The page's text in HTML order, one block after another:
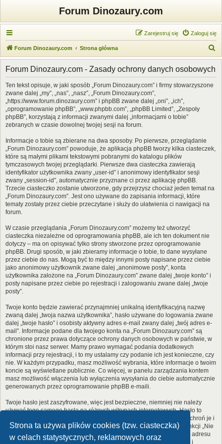
Strona ta używa plików cookies (tzw. ciasteczka)
w celach statystycznych, reklamowych oraz
Forum Dinozaury.com
Zaloguj się
Zarejestruj się
Forum Dinozaury.com Strona główna
z
Forum Dinozaury.com - Zasady ochrony danych osobowych
Ten tekst opisuje, w jaki sposób „Forum Dinozaury.com” i firmy stowarzyszone
zwane dalej „my”, „nas”, „nasz”, „Forum Dinozaury.com”,
„https://www.forum.dinozaury.com” i phpBB zwane dalej „oni”, „ich”,
„oprogramowanie phpBB”, „www.phpbb.com”, „phpBB Limited”, „Zespoły
phpBB”, korzystają z informacji zwanymi dalej „informacjami o tobie”
zebranych w czasie dowolnej twojej sesji na forum.
Informacje o tobie są zbierane na dwa sposoby. Po pierwsze, przeglądanie
„Forum Dinozaury.com” powoduje, że aplikacja phpBB tworzy kilka ciasteczek,
które są małymi plikami tekstowymi pobranymi do katalogu plików
tymczasowych twojej przeglądarki. Pierwsze dwa ciasteczka zawierają
identyfikator użytkownika zwany „user-id” i anonimowy identyfikator sesji
zwany „session-id”, automatycznie przyznane ci przez aplikację phpBB.
Trzecie ciasteczko zostanie utworzone, gdy przejrzysz chociaż jeden temat na
„Forum Dinozaury.com”. Jest ono używane do zapisania informacji, które
tematy zostały przez ciebie przeczytane i służy do ułatwienia ci nawigacji na
forum.
W czasie przeglądania „Forum Dinozaury.com” możemy też utworzyć
ciasteczka niezależne od oprogramowania phpBB, ale ich ten dokument nie
dotyczy – ma on opisywać tylko strony stworzone przez oprogramowanie
phpBB. Drugi sposób, w jaki zbieramy informacje o tobie, to dane wysyłane
przez ciebie do nas. Mogą być to między innymi posty napisane przez ciebie
jako anonimowy użytkownik zwane dalej „anonimowe posty”, konta
użytkownika założone na „Forum Dinozaury.com” zwane dalej „twoje konto” i
posty napisane przez ciebie po rejestracji i zalogowaniu zwane dalej „twoje
posty”.
Twoje konto będzie zawierać przynajmniej unikalną identyfikacyjną nazwę
zwaną dalej „twoja nazwa użytkownika”, hasło używane do logowania zwane
dalej „twoje hasło” i osobisty aktywny adres e-mail zwany dalej „twój adres e-
mail”. Informacje podane dla twojego konta na „Forum Dinozaury.com” są
chronione przez prawa dotyczące ochrony danych osobowych w państwie, w
którym stoi nasz serwer. Mamy prawo wymagać podania dodatkowych
informacji przy rejestracji, i to my ustalamy czy podanie ich jest konieczne, czy
nie. W każdym przypadku, masz możliwość wybrania, które informacje o twoim
koncie są wyświetlane publicznie. Co więcej, w panelu zarządzania kontem
masz możliwość włączenia lub wyłączenia wysyłania do ciebie automatycznie
generowanych przez oprogramowanie phpBB e-maili.
Twoje hasło jest zaszyfrowane, więc jest bezpieczne, niemniej nie należy
używać tego samego hasła na różnych witrynach internetowych. Hasło to
umożliwia dostęp do twojego konta na „Forum Dinozaury.com”, więc chroń je i
w żadnym wypadku nie podawajnikomu. Jeśli je zapomnisz, użyj funkcji „Nie
pamiętam hasła”. Witryna poprosi cię o podanie nazwy użytkownika i adresu
e-mail. Po podaniu tych danych zostanie wygenerowane nowe hasło i